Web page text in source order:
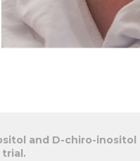
and D-chiro-inositol
trial.